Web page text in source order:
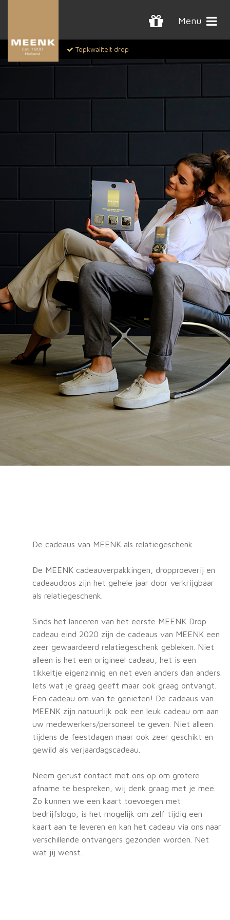
Menu
Topkwaliteit drop
De cadeaus van MEENK als relatiegeschenk.
De MEENK cadeauverpakkingen, dropproeverij en
cadeaudoos zijn het gehele jaar door verkrijgbaar
als relatiegeschenk.
Sinds het lanceren van het eerste MEENK Drop
cadeau eind 2020 zijn de cadeaus van MEENK een
zeer gewaardeerd relatiegeschenk gebleken. Niet
alleen is het een origineel cadeau, het is een
tikkeltje eigenzinnig en net even anders dan anders.
Iets wat je graag geeft maar ook graag ontvangt.
Een cadeau om van te genieten! De cadeaus van
MEENK zijn natuurlijk ook een leuk cadeau om aan
uw medewerkers/personeel te geven. Niet alleen
tijdens de feestdagen maar ook zeer geschikt en
gewild als verjaardagscadeau.
Neem gerust contact met ons op om grotere
afname te bespreken, wij denk graag met je mee.
Zo kunnen we een kaart toevoegen met
bedrijfslogo, is het mogelijk om zelf tijdig een
kaart aan te leveren en kan het cadeau via ons naar
verschillende ontvangers gezonden worden. Net
wat jij wenst.